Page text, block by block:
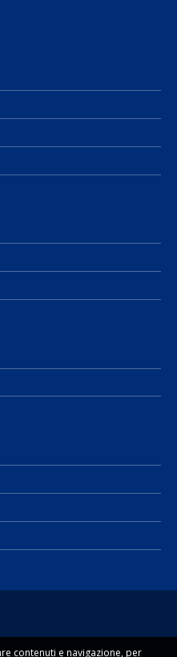
contenuti e navigazione, per